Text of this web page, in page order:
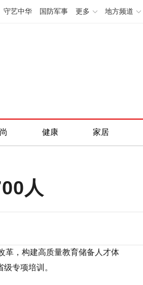
守艺中华 国防军事 更多 地方频道
健康 家居
人
革，构建高质量教育储备人才体
专项培训。